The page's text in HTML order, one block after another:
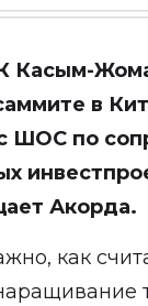
Касым-
в
ШОС по
Акорда.
как